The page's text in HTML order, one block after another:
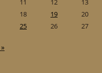
11 12 13
18 19 20
25 26 27